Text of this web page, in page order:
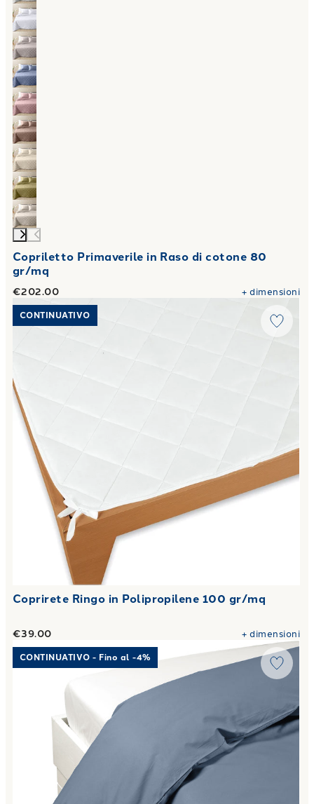
Copriletto Primaverile in Raso di cotone 80
gr/mq
€202.00 +dimensioni
Link to "Coprirete Ringo in Polipropilene 100 gr/mq
CONTINUATIVO
Coprirete Ringo in Polipropilene 100 gr/mq
€39.00 +dimensioni
Link to "Sacco Copripiumino Matrimoniale Percalle tinta
CONTINUATIVO - Fino al -4%